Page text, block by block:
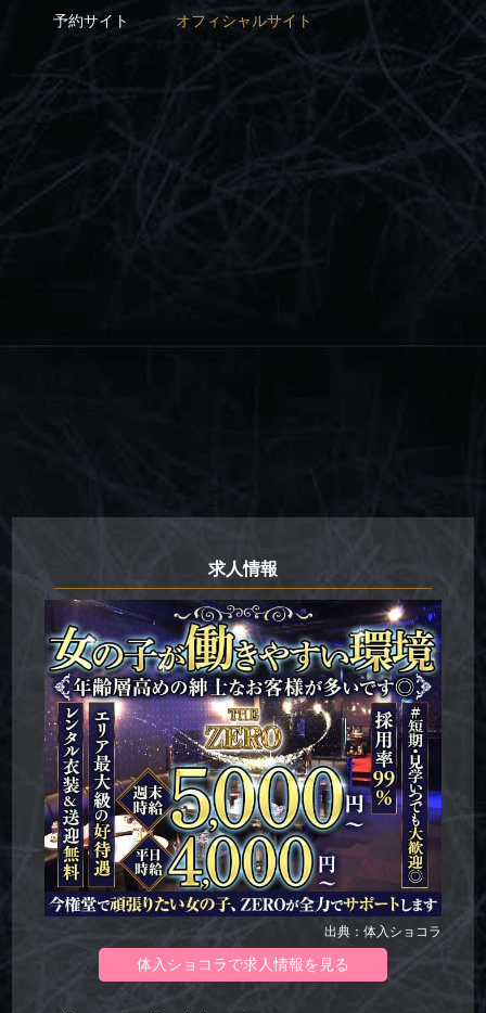
予約サイト オフィシャルサイト
求人情報
出典：体入ショコラ
体入ショコラで求人情報を見る